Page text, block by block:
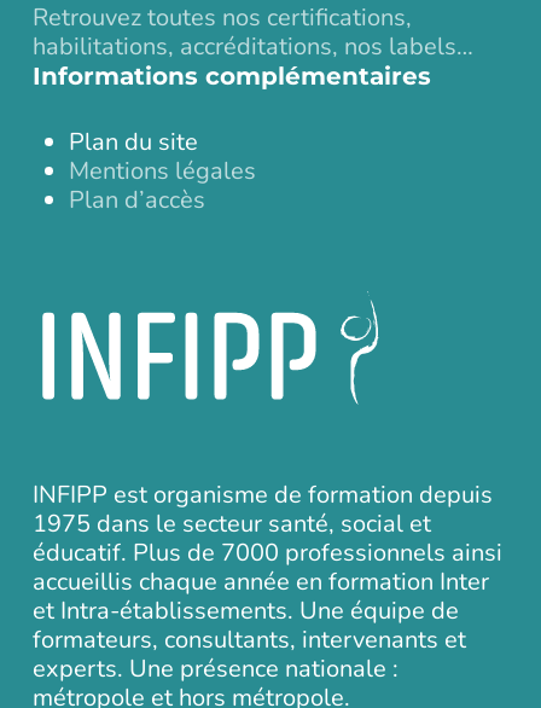
Retrouvez toutes nos certifications,
habilitations, accréditations, nos labels…
Informations complémentaires
Plan du site
Mentions légales
Plan d’accès
INFIPP est organisme de formation depuis
1975 dans le secteur santé, social et
éducatif. Plus de 7000 professionnels ainsi
accueillis chaque année en formation Inter
et Intra-établissements. Une équipe de
formateurs, consultants, intervenants et
experts. Une présence nationale :
métropole et hors métropole.